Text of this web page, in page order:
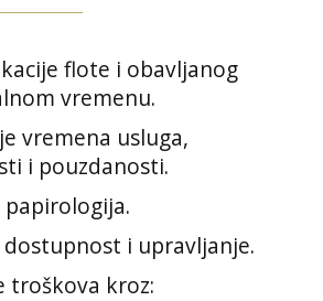
flote i obavljanog
vremenu.
vremena usluga,
i pouzdanosti.
papirologija.
i upravljanje.
troškova kroz: